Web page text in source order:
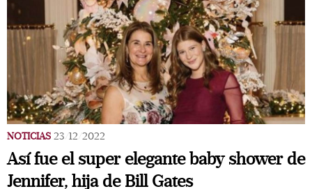
NOTICIAS 23/12/2022
Así fue el super elegante baby shower de
Jennifer, hija de Bill Gates